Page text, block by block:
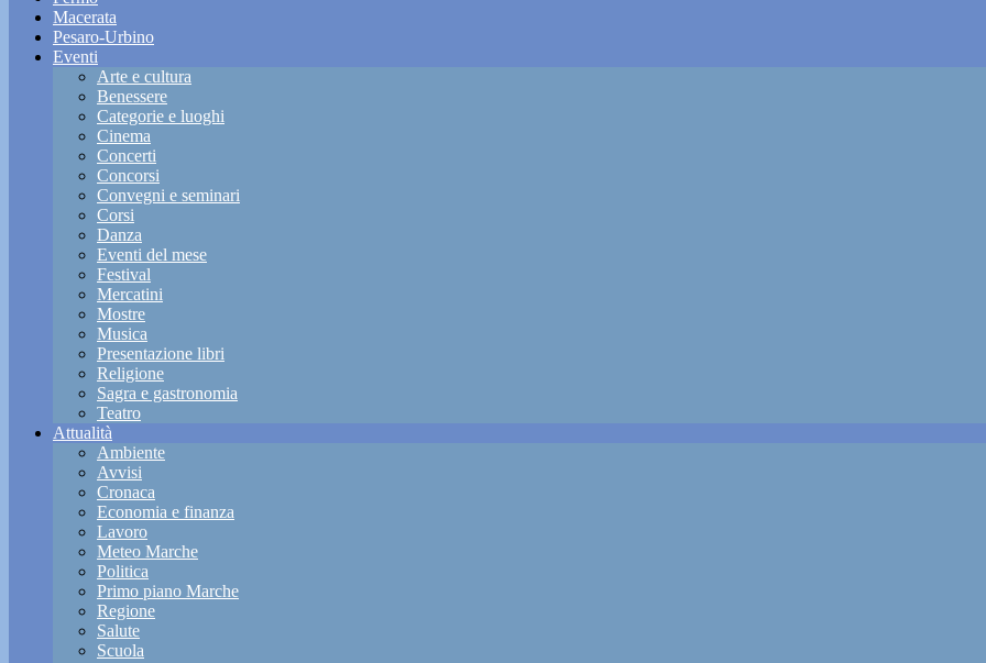
Macerata
Pesaro-Urbino
Eventi
Arte e cultura
Benessere
Categorie e luoghi
Cinema
Concerti
Concorsi
Convegni e seminari
Corsi
Danza
Eventi del mese
Festival
Mercatini
Mostre
Musica
Presentazione libri
Religione
Sagra e gastronomia
Teatro
Attualità
Ambiente
Avvisi
Cronaca
Economia e finanza
Lavoro
Meteo Marche
Politica
Primo piano Marche
Regione
Salute
Scuola